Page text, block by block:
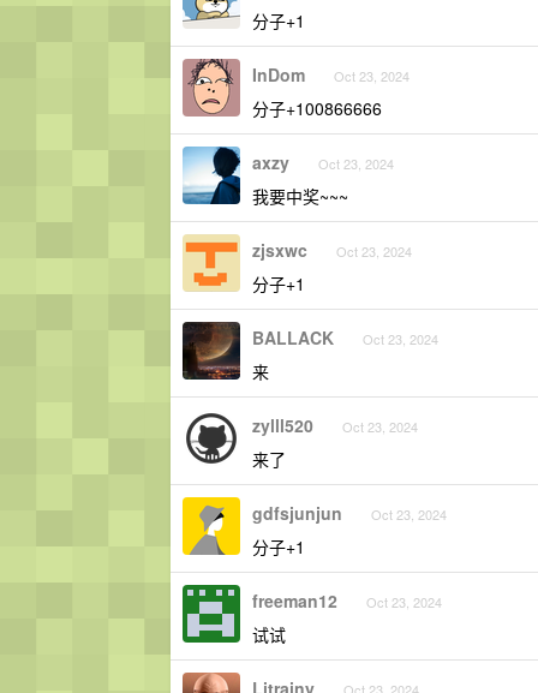
分子+1
InDom Oct 23, 2024
分子+100866666
axzy Oct 23, 2024
我要中奖~~~
zjsxwc Oct 23, 2024
分子+1
BALLACK Oct 23, 2024
来
zylll520 Oct 23, 2024
来了
gdfsjunjun Oct 23, 2024
分子+1
freeman12 Oct 23, 2024
试试
Litrainy